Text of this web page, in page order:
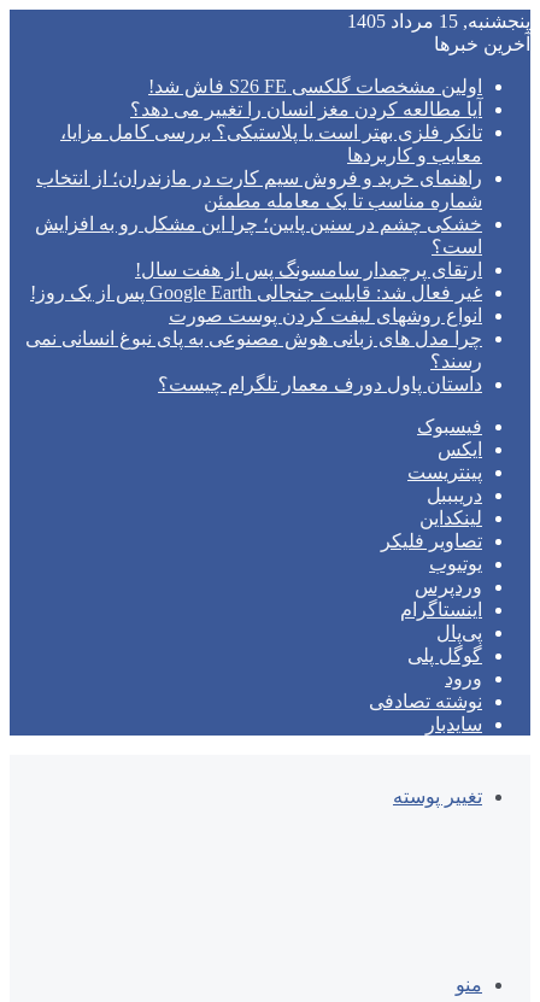
پنجشنبه, 15 مرداد 1405
آخرین خبرها
اولین مشخصات گلکسی S26 FE فاش شد!
آیا مطالعه کردن مغز انسان را تغییر می‌ دهد؟
تانکر فلزی بهتر است یا پلاستیکی؟ بررسی کامل مزایا،
معایب و کاربردها
راهنمای خرید و فروش سیم کارت در مازندران؛ از انتخاب
شماره مناسب تا یک معامله مطمئن
خشکی چشم در سنین پایین؛ چرا این مشکل رو به افزایش
است؟
ارتقای پرچمدار سامسونگ پس از هفت سال!
غیر فعال شد: قابلیت جنجالی Google Earth پس از یک روز!
انواع روشهای لیفت کردن پوست صورت
چرا مدل‌ های زبانی هوش مصنوعی به پای نبوغ انسانی نمی‌
رسند؟
داستان پاول دورف معمار تلگرام چیست؟
فیسبوک
ایکس
پینتریست
دریبببل
لینکداین
تصاویر فلیکر
یوتیوب
وردپرس
اینستاگرام
پی‌پال
گوگل پلی
ورود
نوشته تصادفی
سایدبار
تغییر پوسته
منو